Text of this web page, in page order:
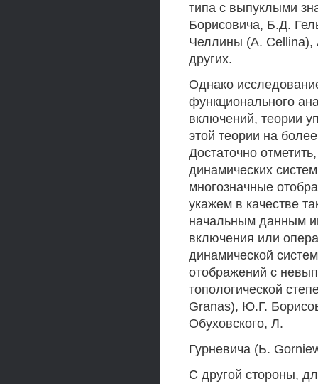
типа с выпуклыми
Борисовича, Б.Д.
Челлины (А. Cellina),
других.
Однако
функционального
включений, теории
этой теории на
Достаточно
динамических
многозначные
укажем в качестве
начальным данным
включения или
динамической
отображений с
топологической
Granas), Ю.Г.
Обуховского, Л.
Гурневича (Ь.
С другой стороны,